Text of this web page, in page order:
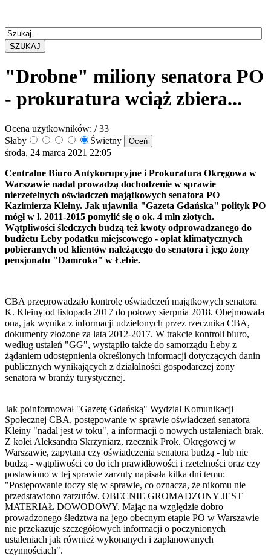
SZUKAJ
"Drobne" miliony senatora PO
- prokuratura wciąż zbiera...
Ocena użytkowników: / 33
Słaby
Świetny
środa, 24 marca 2021 22:05
Centralne Biuro Antykorupcyjne i Prokuratura Okręgowa w
Warszawie nadal prowadzą dochodzenie w sprawie
nierzetelnych oświadczeń majątkowych senatora PO
Kazimierza Kleiny. Jak ujawniła "Gazeta Gdańska" polityk PO
mógł w l. 2011-2015 pomylić się o ok. 4 mln złotych.
Wątpliwości śledczych budzą też kwoty odprowadzanego do
budżetu Łeby podatku miejscowego - opłat klimatycznych
pobieranych od klientów należącego do senatora i jego żony
pensjonatu "Damroka" w Łebie.
CBA przeprowadzało kontrolę oświadczeń majątkowych senatora
K. Kleiny od listopada 2017 do połowy sierpnia 2018. Obejmowała
ona, jak wynika z informacji udzielonych przez rzecznika CBA,
dokumenty złożone za lata 2012-2017. W trakcie kontroli biuro,
według ustaleń "GG", wystąpiło także do samorządu Łeby z
żądaniem udostępnienia określonych informacji dotyczących danin
publicznych wynikających z działalności gospodarczej żony
senatora w branży turystycznej.
Jak poinformował "Gazetę Gdańską" Wydział Komunikacji
Społecznej CBA, postępowanie w sprawie oświadczeń senatora
Kleiny "nadal jest w toku", a informacji o nowych ustaleniach brak.
Z kolei Aleksandra Skrzyniarz, rzecznik Prok. Okręgowej w
Warszawie, zapytana czy oświadczenia senatora budzą - lub nie
budzą - wątpliwości co do ich prawidłowości i rzetelności oraz czy
postawiono w tej sprawie zarzuty napisała kilka dni temu:
"Postępowanie toczy się w sprawie, co oznacza, że nikomu nie
przedstawiono zarzutów. OBECNIE GROMADZONY JEST
MATERIAŁ DOWODOWY. Mając na względzie dobro
prowadzonego śledztwa na jego obecnym etapie PO w Warszawie
nie przekazuje szczegółowych informacji o poczynionych
ustaleniach jak również wykonanych i zaplanowanych
czynnościach".